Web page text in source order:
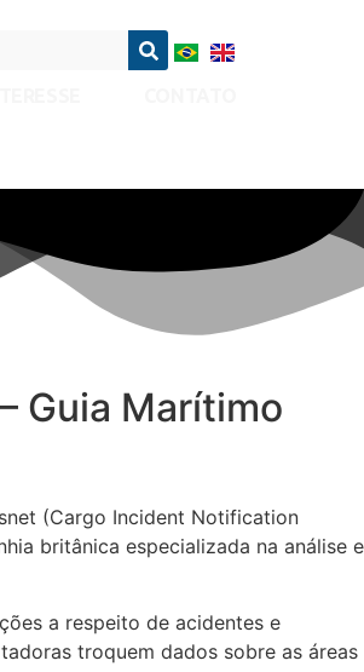
Guia Marítimo
(Cargo Incident Notification
britânica especializada na análise e
a respeito de acidentes e
troquem dados sobre as áreas